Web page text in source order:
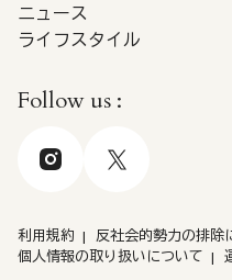
ニュース
ライフスタイル
Follow us :
利用規約
反社会的勢力の排除
個人情報の取り扱いについて